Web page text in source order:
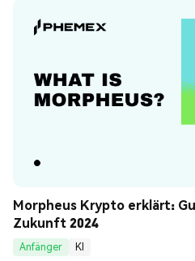
Morpheus Krypto erklärt:
Zukunft 2024
Anfänger
KI